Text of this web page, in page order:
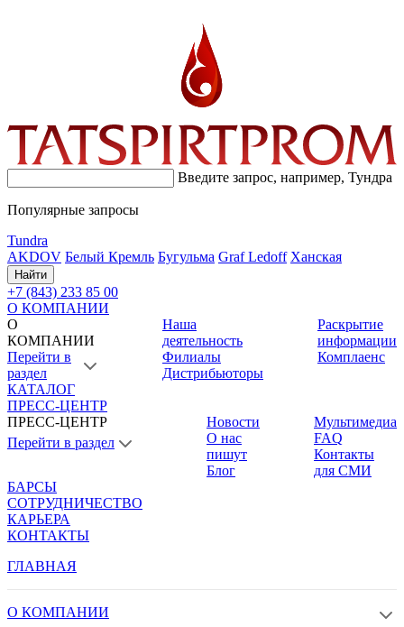
Введите запрос, например, Тундра
Популярные запросы
Tundra
AKDOV Белый Кремль Бугульма Graf Ledoff Ханская
Найти
+7 (843) 233 85 00
О КОМПАНИИ
О
КОМПАНИИ
Перейти в
раздел
Наша
деятельность
Филиалы
Дистрибьюторы
Раскрытие
информации
Комплаенс
КАТАЛОГ
ПРЕСС-ЦЕНТР
ПРЕСС-ЦЕНТР
Перейти в раздел
Новости
О нас
пишут
Блог
Мультимедиа
FAQ
Контакты
для СМИ
БАРСЫ
СОТРУДНИЧЕСТВО
КАРЬЕРА
КОНТАКТЫ
ГЛАВНАЯ
О КОМПАНИИ